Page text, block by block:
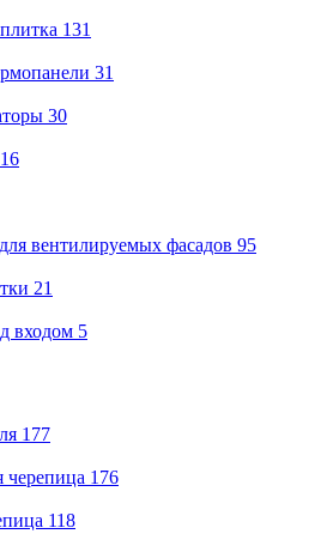
131
31
30
16
вентилируемых фасадов 95
21
входом 5
177
черепица 176
118